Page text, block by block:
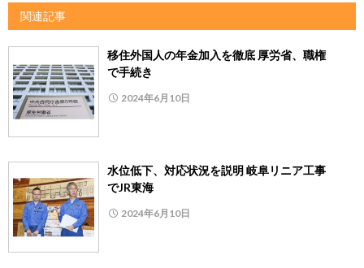
関連記事
移住外国人の年金加入を徹底 厚労省、職権
で手続き
2024年6月10日
水位低下、対応状況を説明 岐阜リニア工事
でJR東海
2024年6月10日